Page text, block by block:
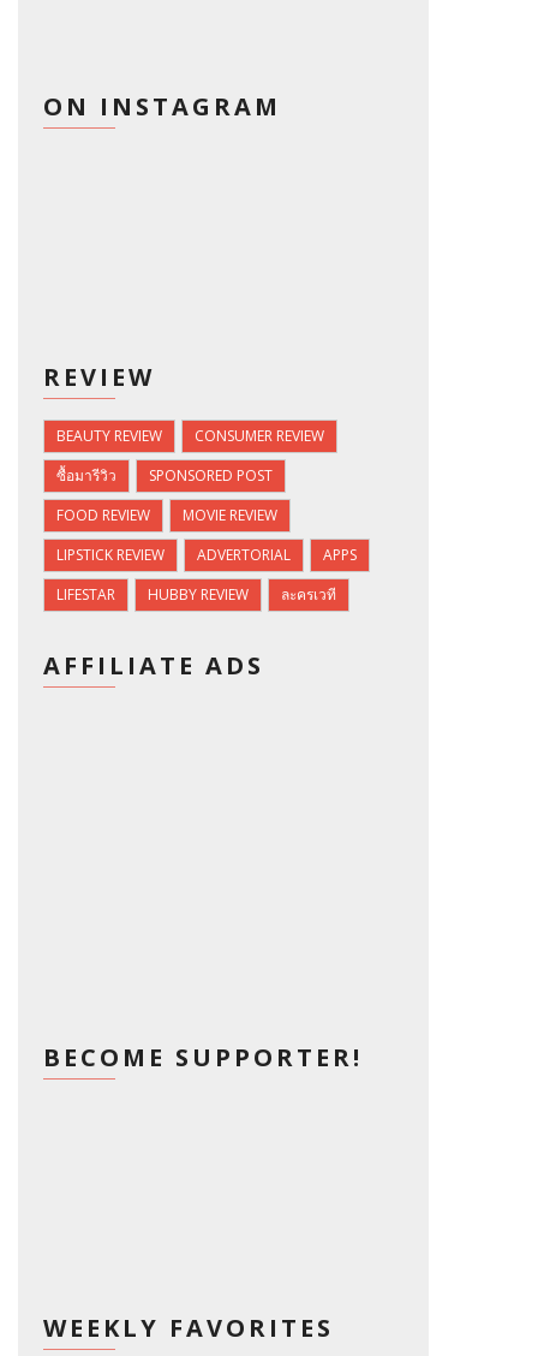
ON INSTAGRAM
REVIEW
BEAUTY REVIEW
CONSUMER REVIEW
ซื้อมารีวิว
SPONSORED POST
FOOD REVIEW
MOVIE REVIEW
LIPSTICK REVIEW
ADVERTORIAL
APPS
LIFESTAR
HUBBY REVIEW ละครเวที
AFFILIATE ADS
BECOME SUPPORTER!
WEEKLY FAVORITES